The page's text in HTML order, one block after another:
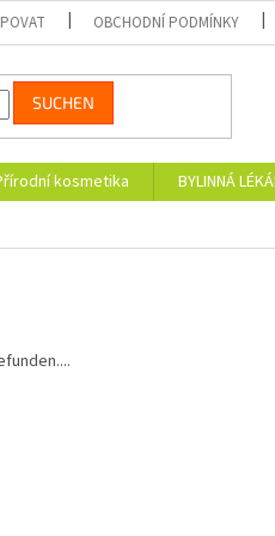
OBCHODNÍ PODMÍNKY
SUCHEN
kosmetika BYLINNÁ